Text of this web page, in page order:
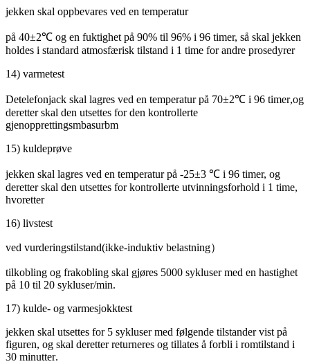
jekken skal oppbevares ved en temperatur
på 40±2℃ og en fuktighet på 90% til 96% i 96 timer, så skal jekken
holdes i standard atmosfærisk tilstand i 1 time for andre prosedyrer
14) varmetest
Detelefonjack skal lagres ved en temperatur på 70±2℃ i 96 timer,og
deretter skal den utsettes for den kontrollerte
gjenopprettingsmbasurbm
15) kuldeprøve
jekken skal lagres ved en temperatur på -25±3 ℃ i 96 timer, og
deretter skal den utsettes for kontrollerte utvinningsforhold i 1 time,
hvoretter
16) livstest
ved vurderingstilstand(ikke-induktiv belastning）
tilkobling og frakobling skal gjøres 5000 sykluser med en hastighet
på 10 til 20 sykluser/min.
17) kulde- og varmesjokktest
jekken skal utsettes for 5 sykluser med følgende tilstander vist på
figuren, og skal deretter returneres og tillates å forbli i romtilstand i
30 minutter.